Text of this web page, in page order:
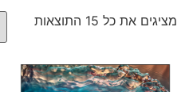
מציגים את כל ⁦15⁩ התוצאות